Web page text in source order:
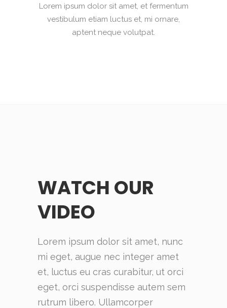
Lorem ipsum dolor sit amet, et fermentum
vestibulum etiam luctus et, mi ornare,
aptent neque volutpat.
WATCH OUR
VIDEO
Lorem ipsum dolor sit amet, nunc
mi eget, augue nec integer amet
et, luctus eu cras curabitur, ut orci
eget, orci suspendisse autem sem
rutrum libero. Ullamcorper